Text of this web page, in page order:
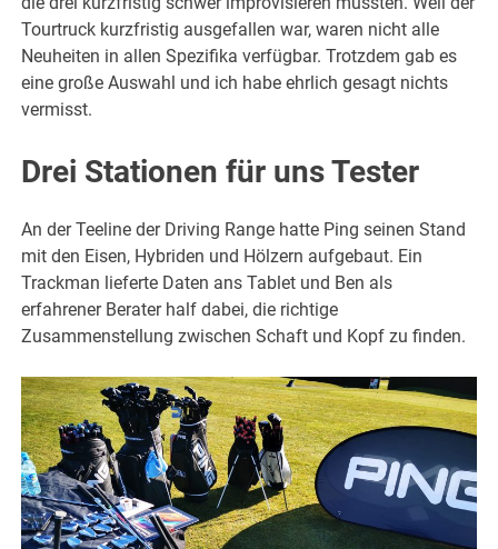
Tourtruck kurzfristig ausgefallen war, waren nicht alle
Neuheiten in allen Spezifika verfügbar. Trotzdem gab es
eine große Auswahl und ich habe ehrlich gesagt nichts
vermisst.
Drei Stationen für uns Tester
An der Teeline der Driving Range hatte Ping seinen Stand
mit den Eisen, Hybriden und Hölzern aufgebaut. Ein
Trackman lieferte Daten ans Tablet und Ben als
erfahrener Berater half dabei, die richtige
Zusammenstellung zwischen Schaft und Kopf zu finden.